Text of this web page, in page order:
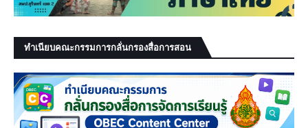
ทำเนียบคณะกรรมการกลั่นกรองสื่อการสอน